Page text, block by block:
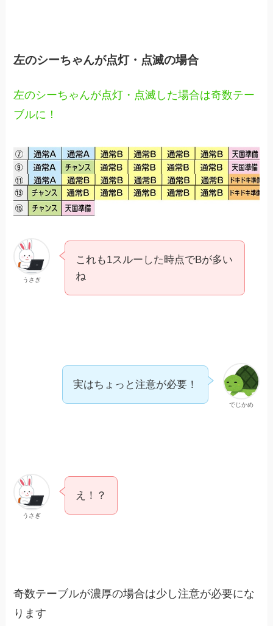
左のシーちゃんが点灯・点滅の場合
左のシーちゃんが点灯・点滅した場合は奇数テー
ブルに！
うさぎ
これも1スルーした時点でBが多い
ね
でじかめ
実はちょっと注意が必要！
うさぎ
え！？
奇数テーブルが濃厚の場合は少し注意が必要にな
ります